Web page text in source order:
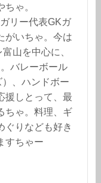
ゃ。
リー代表GKガ
がいちゃ。今は
山を中心に、
バレーボール
）、ハンドボー
援しとって、最
ちゃ。料理、ギ
ぐりなども好き
すちゃー